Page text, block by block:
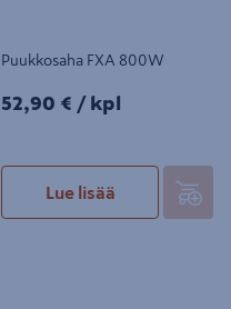
Puukkosaha FXA 800W
52,90€/kpl
52,90 € / kpl
Lue lisää